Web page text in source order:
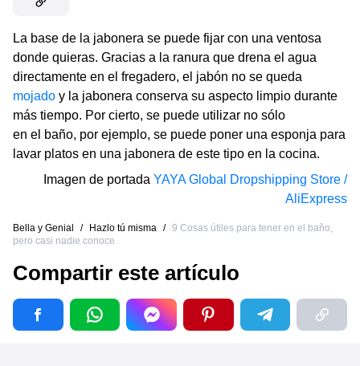
La base de la jabonera se puede fijar con una ventosa
donde quieras. Gracias a la ranura que drena el agua
directamente en el fregadero, el jabón no se queda
mojado y la jabonera conserva su aspecto limpio durante
más tiempo. Por cierto, se puede utilizar no sólo
en el baño, por ejemplo, se puede poner una esponja para
lavar platos en una jabonera de este tipo en la cocina.
Imagen de portada YAYA Global Dropshipping Store /
AliExpress
Bella y Genial / Hazlo tú misma / 9 Cosas útiles para tener en el baño,
pero casi nadie conoce
Compartir este artículo